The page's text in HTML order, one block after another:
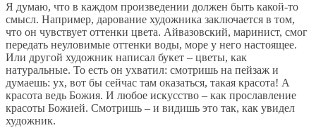
Я думаю, что в каждом произведении должен быть какой-то
смысл. Например, дарование художника заключается в том,
что он чувствует оттенки цвета. Айвазовский, маринист, смог
передать неуловимые оттенки воды, море у него настоящее.
Или другой художник написал букет – цветы, как
натуральные. То есть он ухватил: смотришь на пейзаж и
думаешь: ух, вот бы сейчас там оказаться, такая красота! А
красота ведь Божия. И любое искусство – как прославление
красоты Божией. Смотришь – и видишь это так, как увидел
художник.